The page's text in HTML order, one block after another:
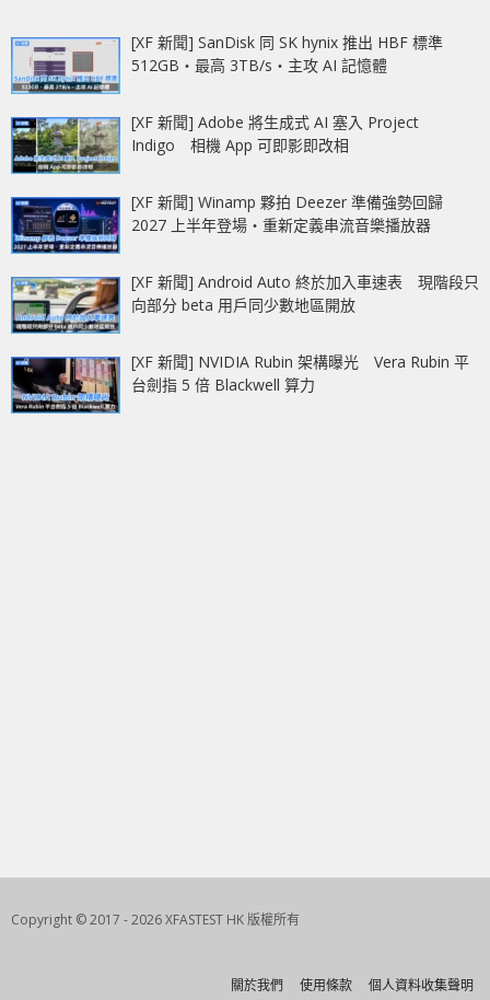
[XF 新聞] SanDisk 同 SK hynix 推出 HBF 標準
512GB‧最高 3TB/s‧主攻 AI 記憶體
[XF 新聞] Adobe 將生成式 AI 塞入 Project
Indigo 相機 App 可即影即改相
[XF 新聞] Winamp 夥拍 Deezer 準備強勢回歸
2027 上半年登場‧重新定義串流音樂播放器
[XF 新聞] Android Auto 終於加入車速表 現階段只
向部分 beta 用戶同少數地區開放
[XF 新聞] NVIDIA Rubin 架構曝光 Vera Rubin 平
台劍指 5 倍 Blackwell 算力
Copyright © 2017 - 2026 XFASTEST HK 版權所有
關於我們 使用條款 個人資料收集聲明